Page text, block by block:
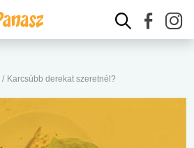
/ Karcsúbb derekat szeretnél?